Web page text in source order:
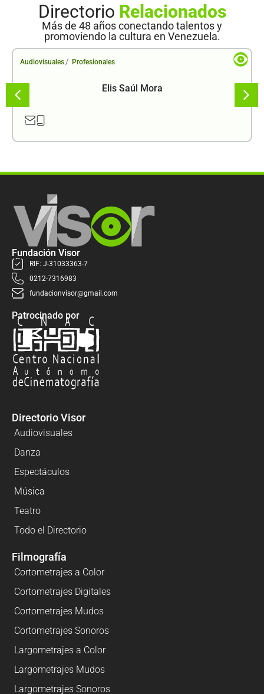
Directorio Relacionados
Más de 48 años conectando talentos y
promoviendo la cultura en Venezuela.
Audiovisuales / Profesionales
Elis Saúl Mora
Fundación Visor
RIF: J-31033363-7
0212-7316983
fundacionvisor@gmail.com
Patrocinado por
Directorio Visor
Audiovisuales
Danza
Espectáculos
Música
Teatro
Todo el Directorio
Filmografía
Cortometrajes a Color
Cortometrajes Digitales
Cortometrajes Mudos
Cortometrajes Sonoros
Largometrajes a Color
Largometrajes Mudos
Largometrajes Sonoros